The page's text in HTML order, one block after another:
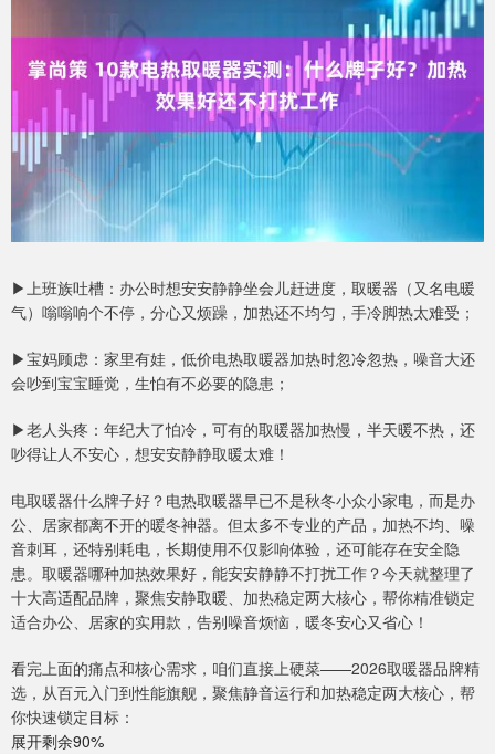
▶上班族吐槽：办公时想安安静静坐会儿赶进度，取暖器（又名电暖
气）嗡嗡响个不停，分心又烦躁，加热还不均匀，手冷脚热太难受；
▶宝妈顾虑：家里有娃，低价电热取暖器加热时忽冷忽热，噪音大还
会吵到宝宝睡觉，生怕有不必要的隐患；
▶老人头疼：年纪大了怕冷，可有的取暖器加热慢，半天暖不热，还
吵得让人不安心，想安安静静取暖太难！
电取暖器什么牌子好？电热取暖器早已不是秋冬小众小家电，而是办
公、居家都离不开的暖冬神器。但太多不专业的产品，加热不均、噪
音刺耳，还特别耗电，长期使用不仅影响体验，还可能存在安全隐
患。取暖器哪种加热效果好，能安安静静不打扰工作？今天就整理了
十大高适配品牌，聚焦安静取暖、加热稳定两大核心，帮你精准锁定
适合办公、居家的实用款，告别噪音烦恼，暖冬安心又省心！
看完上面的痛点和核心需求，咱们直接上硬菜——2026取暖器品牌精
选，从百元入门到性能旗舰，聚焦静音运行和加热稳定两大核心，帮
你快速锁定目标：
展开剩余90%